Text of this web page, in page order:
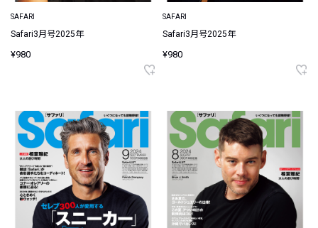
SAFARI
Safari3月号2025年
¥980
SAFARI
Safari3月号2025年
¥980